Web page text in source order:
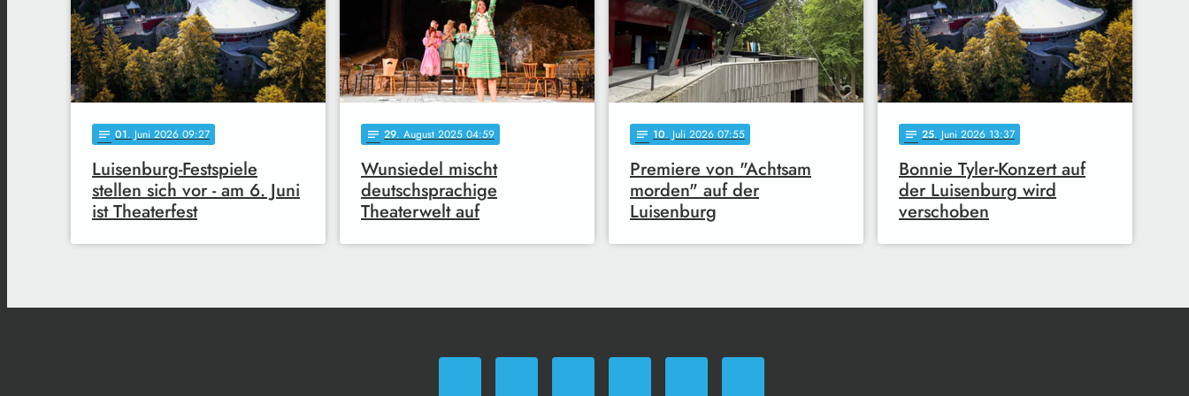
notes 01. Juni 2026 09:27
Luisenburg-Festspiele
stellen sich vor - am 6. Juni
ist Theaterfest
notes 29. August 2025 04:59
Wunsiedel mischt
deutschsprachige
Theaterwelt auf
notes 10. Juli 2026 07:55
Premiere von "Achtsam
morden" auf der
Luisenburg
notes 25. Juni 2026 13:37
Bonnie Tyler-Konzert auf
der Luisenburg wird
verschoben